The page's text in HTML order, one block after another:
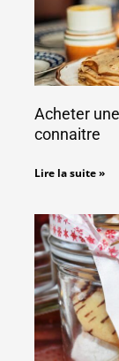
Acheter
connaitre
Lire la suite »